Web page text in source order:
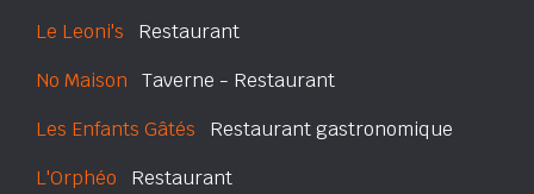
Le Leoni's Restaurant
No Maison Taverne - Restaurant
Les Enfants Gâtés Restaurant gastronomique
L'Orphéo Restaurant